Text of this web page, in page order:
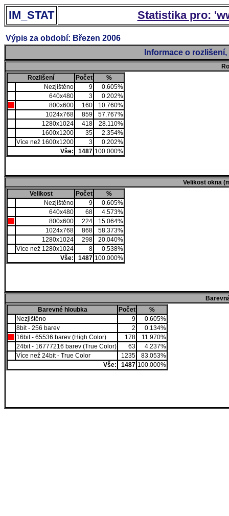
IM_STAT Statistika pro:
Výpis za období: Březen 2006
Informace o
Rozlišení
Počet
%
Nezjištěno
9
0.605%
640x480
3
0.202%
800x600
160
10.760%
1024x768
859
57.767%
1280x1024
418
28.110%
1600x1200
35
2.354%
Více než 1600x1200
3
0.202%
Vše:
1487 100.000%
Velikost okna
Velikost
Počet
%
Nezjištěno
9
0.605%
640x480
68
4.573%
800x600
224
15.064%
1024x768
868
58.373%
1280x1024
298
20.040%
Více než 1280x1024
8
0.538%
Vše:
1487 100.000%
Barevné hloubka
Počet
%
Nezjištěno
9
0.605%
8bit - 256 barev
2
0.134%
16bit - 65536 barev (High Color)
178
11.970%
24bit - 16777216 barev (True Color)
63
4.237%
Více než 24bit - True Color
1235
83.053%
Vše:
1487 100.000%